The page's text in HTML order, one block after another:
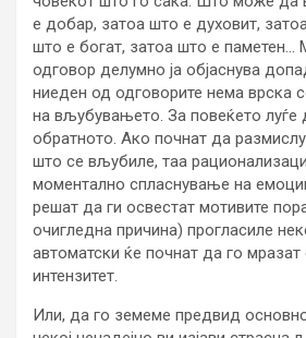
е добар, затоа што е духовит,
што е богат, затоа што е паметен…
одговор делумно ја објаснува
ниеден од одговорите нема врска
на вљубувањето. За повеќето луѓе
обратното. Ако почнат да
што се вљубиле, таа
моментално спласнување на
решат да ги освестат мотивите
очигледна причина) прогласиле
автоматски ќе почнат да го
интензитет.
Или, да го земеме предвид